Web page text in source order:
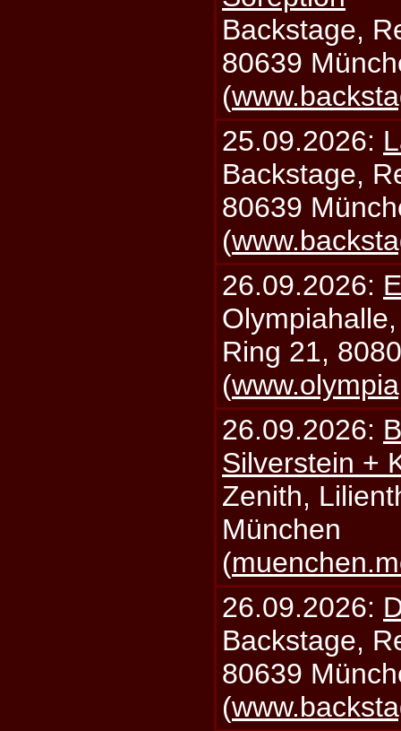
Backstage,
80639
(
25.09.2026:
Backstage,
80639
(
26.09.2026:
Ring 21,
(
26.09.2026:
Silverstein +
Zenith,
München
(
26.09.2026:
Backstage,
80639
(